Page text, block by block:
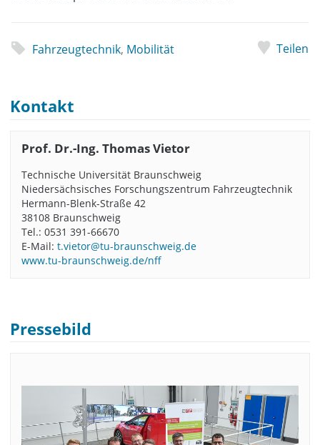
Fahrzeugtechnik, Mobilität Teilen
Kontakt
Prof. Dr.-Ing. Thomas Vietor
Technische Universität Braunschweig
Niedersächsisches Forschungszentrum Fahrzeugtechnik
Hermann-Blenk-Straße 42
38108 Braunschweig
Tel.: 0531 391-66670
E-Mail: t.vietor@tu-braunschweig.de
www.tu-braunschweig.de/nff
Pressebild